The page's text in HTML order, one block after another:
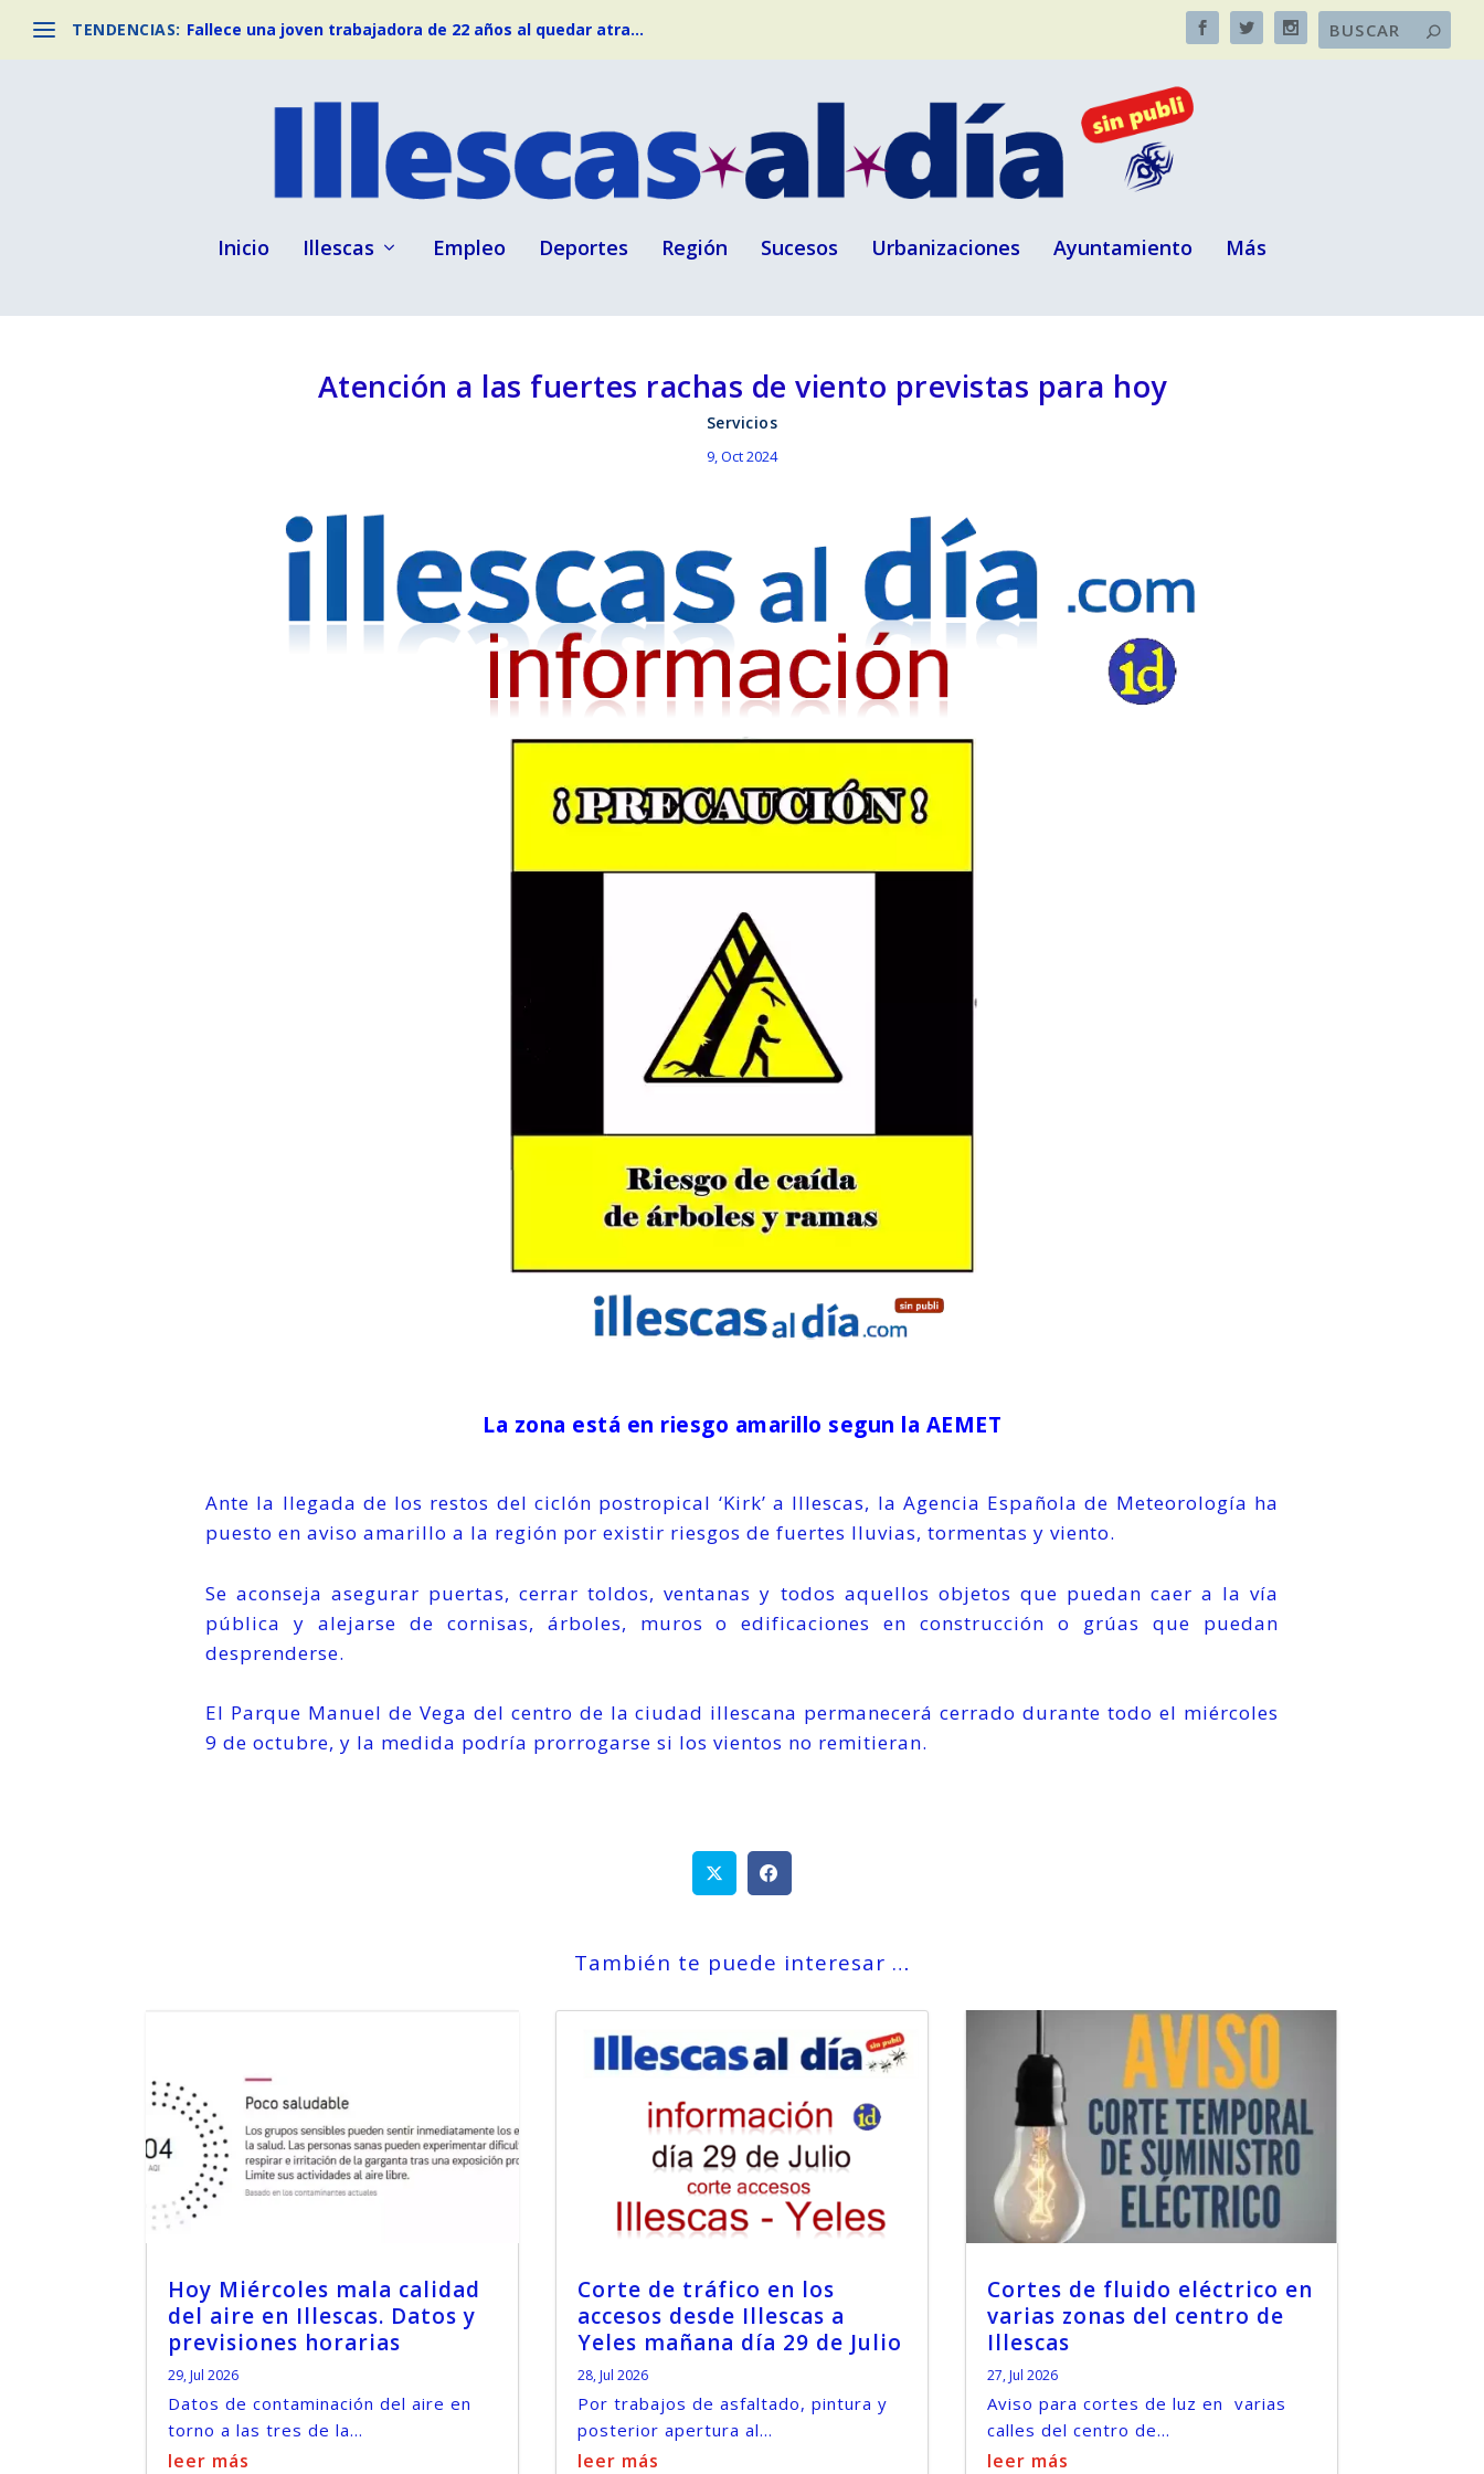
TENDENCIAS: Fallece una joven trabajadora de 22 años al quedar atra...
Inicio Illescas Empleo Deportes Región Sucesos Urbanizaciones Ayuntamiento Más
Atención a las fuertes rachas de viento previstas para hoy
Servicios
9, Oct 2024
La zona está en riesgo amarillo segun la AEMET
Ante la llegada de los restos del ciclón postropical ‘Kirk’ a Illescas, la Agencia Española de Meteorología ha
puesto en aviso amarillo a la región por existir riesgos de fuertes lluvias, tormentas y viento.
Se aconseja asegurar puertas, cerrar toldos, ventanas y todos aquellos objetos que puedan caer a la vía
pública y alejarse de cornisas, árboles, muros o edificaciones en construcción o grúas que puedan
desprenderse.
El Parque Manuel de Vega del centro de la ciudad illescana permanecerá cerrado durante todo el miércoles
9 de octubre, y la medida podría prorrogarse si los vientos no remitieran.
También te puede interesar …
Hoy Miércoles mala calidad
del aire en Illescas. Datos y
previsiones horarias
29, Jul 2026
Datos de contaminación del aire en
torno a las tres de la...
leer más
Corte de tráfico en los
accesos desde Illescas a
Yeles mañana día 29 de Julio
28, Jul 2026
Por trabajos de asfaltado, pintura y
posterior apertura al...
leer más
Cortes de fluido eléctrico en
varias zonas del centro de
Illescas
27, Jul 2026
Aviso para cortes de luz en varias
calles del centro de...
leer más